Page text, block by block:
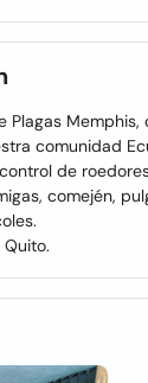
Plagas
comunidad
de
comején,